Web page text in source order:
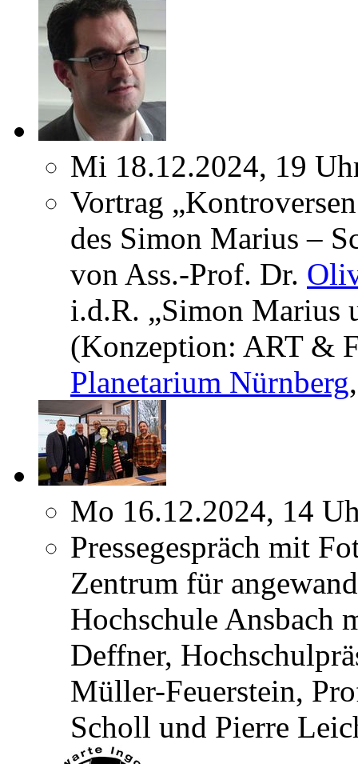
Mi 18.12.2024, 19
Vortrag
des Simon Marius –
von Ass.-Prof. Dr.
i.d.R. „Simon Marius
(Konzeption: ART &
Planetarium Nürnberg
Mo 16.12.2024, 14
Pressegespräch mit
Zentrum für
Hochschule Ansbach
Deffner,
Müller-Feuerstein,
Scholl und Pierre